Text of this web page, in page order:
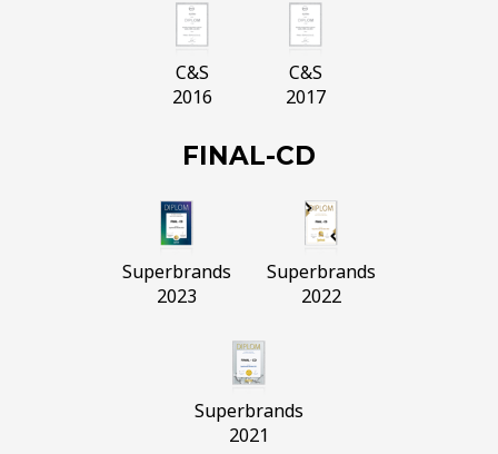
C&S
2016
C&S
2017
FINAL-CD
Superbrands
2023
Superbrands
2022
Superbrands
2021